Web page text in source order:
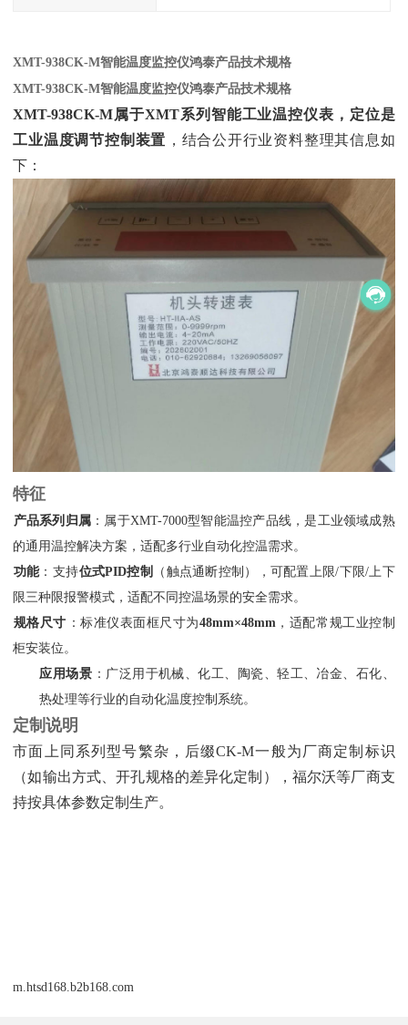
XMT-938CK-M智能温度监控仪鸿泰产品技术规格
XMT-938CK-M智能温度监控仪鸿泰产品技术规格
XMT-938CK-M属于XMT系列智能工业温控仪表，定位是
工业温度调节控制装置 ‌，结合公开行业资料整理其信息如
下：
特征
产品系列归属‌：属于XMT-7000型智能温控产品线，是工业领域成熟
的通用温控解决方案，适配多行业自动化控温需求。
功能‌：支持‌位式PID控制
‌（触点通断控制），可配置上限/下限/上下
限三种限报警模式，适配不同控温场景的安全需求。
规格尺寸 ‌：标准仪表面框尺寸为‌48mm×48mm ‌，适配常规工业控制
柜安装位。
应用场景 ‌：广泛用于机械、化工、陶瓷、轻工、冶金、石化、
热处理等行业的自动化温度控制系统。
定制说明
市面上同系列型号繁杂，后缀CK-M一般为厂商定制标识
（如输出方式、开孔规格的差异化定制），福尔沃等厂商支
持按具体参数定制生产。
m.htsd168.b2b168.com